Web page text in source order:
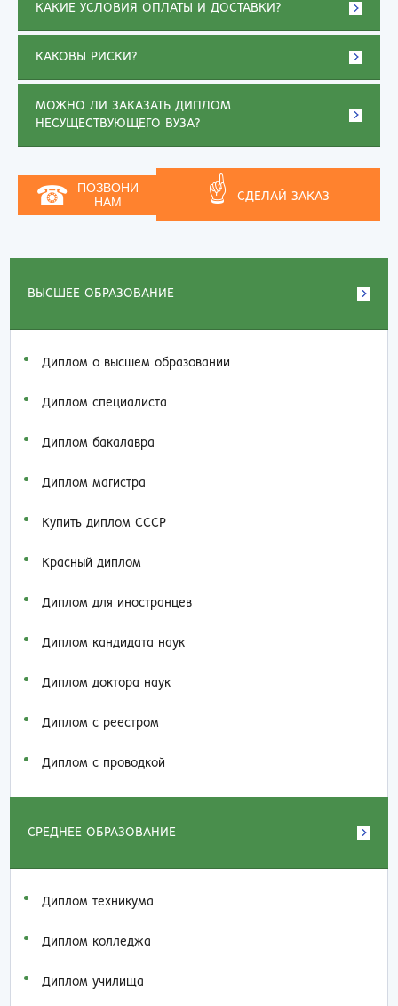
ВЫСШЕЕ ОБРАЗОВАНИЕ
Диплом о высшем образовании
Диплом специалиста
Диплом бакалавра
Диплом магистра
Купить диплом СССР
Красный диплом
Диплом для иностранцев
Диплом кандидата наук
Диплом доктора наук
Диплом с реестром
Диплом с проводкой
СРЕДНЕЕ ОБРАЗОВАНИЕ
Диплом техникума
Диплом колледжа
Диплом училища
КАКИЕ УСЛОВИЯ ОПЛАТЫ И ДОСТАВКИ?
КАКОВЫ РИСКИ?
МОЖНО ЛИ ЗАКАЗАТЬ ДИПЛОМ
НЕСУЩЕСТВУЮЩЕГО ВУЗА?
☎
ПОЗВОНИ
НАМ
☝ СДЕЛАЙ ЗАКАЗ